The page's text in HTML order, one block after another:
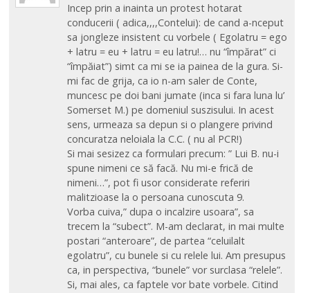
Incep prin a inainta un protest hotarat
conducerii ( adica,,,,Contelui): de cand a-nceput
sa jongleze insistent cu vorbele ( Egolatru = ego
+ latru = eu + latru = eu latru!… nu “împărat” ci
“împăiat”) simt ca mi se ia painea de la gura. Si-
mi fac de grija, ca io n-am saler de Conte,
muncesc pe doi bani jumate (inca si fara luna lu’
Somerset M.) pe domeniul suszisului. In acest
sens, urmeaza sa depun si o plangere privind
concuratza neloiala la C.C. ( nu al PCR!)
Si mai sesizez ca formulari precum: ” Lui B. nu-i
spune nimeni ce să facă. Nu mi-e frică de
nimeni…”, pot fi usor considerate referiri
malitzioase la o persoana cunoscuta 9.
Vorba cuiva,” dupa o incalzire usoara”, sa
trecem la “subect”. M-am declarat, in mai multe
postari “anteroare”, de partea “celuilalt
egolatru”, cu bunele si cu relele lui. Am presupus
ca, in perspectiva, “bunele” vor surclasa “relele”.
Si, mai ales, ca faptele vor bate vorbele. Citind